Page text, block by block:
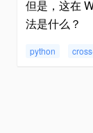
但是，这在
法是什么？
python